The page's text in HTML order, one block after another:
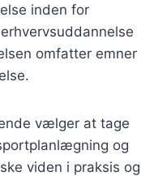
inden for
omfatter emner
vælger at tage
og
viden i praksis og